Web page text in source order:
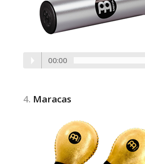
00:00
4. Maracas